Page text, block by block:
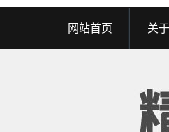
网站首页 关